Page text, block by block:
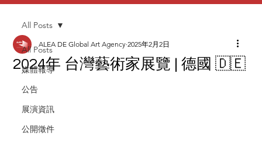
All Posts
媒體報導
公告
展演資訊
公開徵件
All Posts
2024年 台灣藝術家展覽 | 德國 🇩🇪
ALEA DE Global Art Agency 2025年2月2日